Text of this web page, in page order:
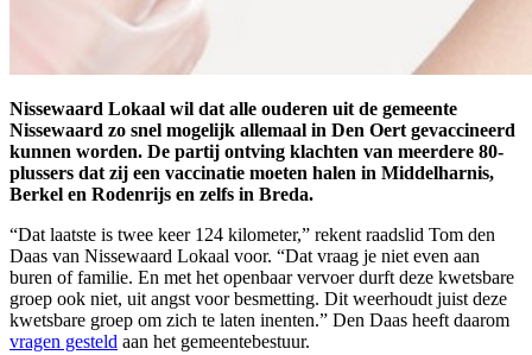
Nissewaard Lokaal wil dat alle ouderen uit de gemeente
Nissewaard zo snel mogelijk allemaal in Den Oert gevaccineerd
kunnen worden. De partij ontving klachten van meerdere 80-
plussers dat zij een vaccinatie moeten halen in Middelharnis,
Berkel en Rodenrijs en zelfs in Breda.
“Dat laatste is twee keer 124 kilometer,” rekent raadslid Tom den
Daas van Nissewaard Lokaal voor. “Dat vraag je niet even aan
buren of familie. En met het openbaar vervoer durft deze kwetsbare
groep ook niet, uit angst voor besmetting. Dit weerhoudt juist deze
kwetsbare groep om zich te laten inenten.” Den Daas heeft daarom
vragen gesteld aan het gemeentebestuur.